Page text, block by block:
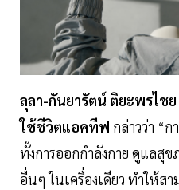
ลุลา-กันยารัตน์ ติยะพรไช
ใช้ชีวิตแอคทีฟ กล่าวว่า “
ทั้งการออกกำลังกาย ดูแลสุ
อื่นๆ ในเครื่องเดียว ทำให้